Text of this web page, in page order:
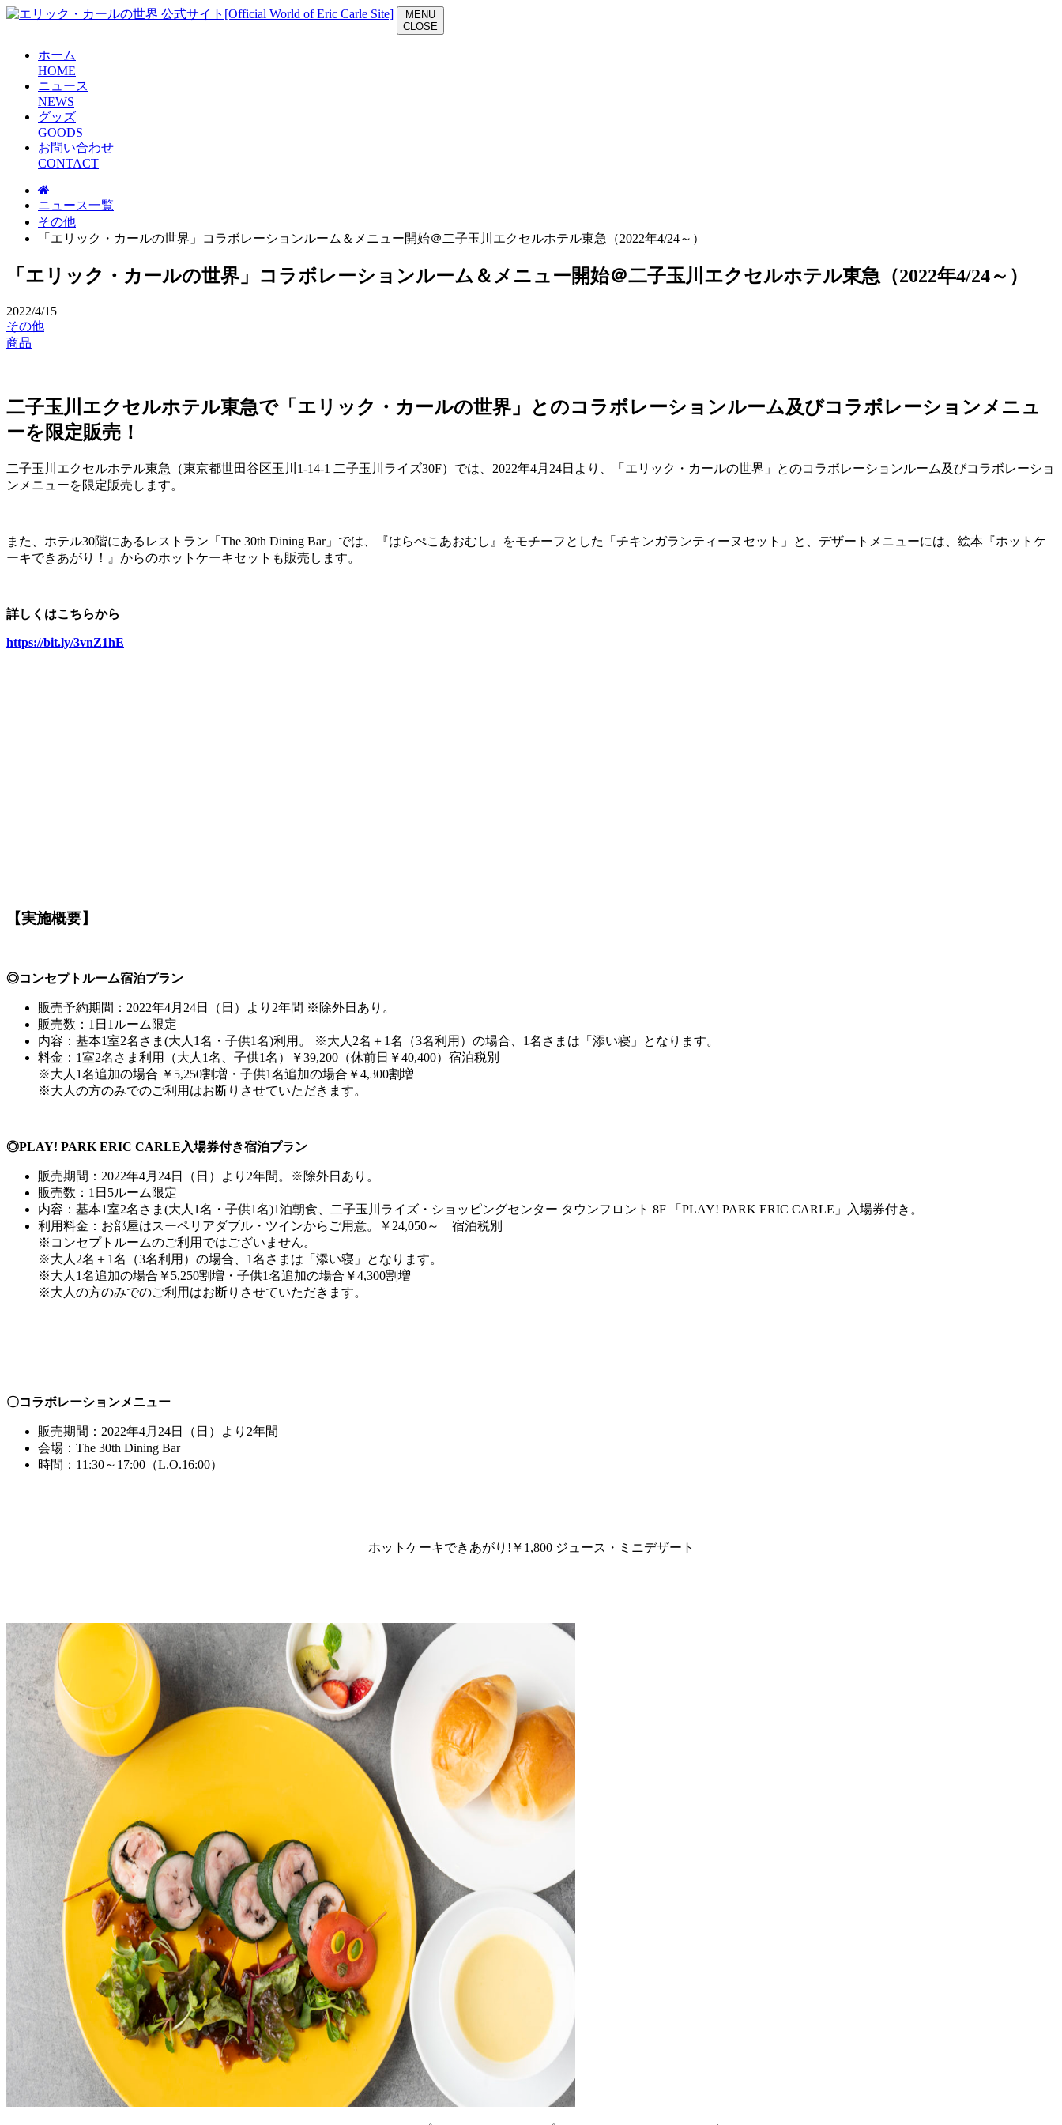
M ENU
CLOS E
ホーム
HOME
ニュース
NEWS
グッズ
GOODS
お問い合わせ
CONTACT
ニュース一覧
その他
「エリック・カールの世界」コラボレーションルーム＆メニュー開始＠二子玉川エクセルホテル東急（2022年4/24～）
「エリック・カールの世界」コラボレーションルーム＆メニュー開始＠二子玉川エクセルホテル東急（2022年4/24～）
2022/4/15
その他
商品
二子玉川エクセルホテル東急で「エリック・カールの世界」とのコラボレーションルーム及びコラボレーションメニュ
ーを限定販売！
二子玉川エクセルホテル東急（東京都世田谷区玉川1-14-1 二子玉川ライズ30F）では、2022年4月24日より、「エリック・カールの世界」とのコラボレーションルーム及びコラボレーショ
ンメニューを限定販売します。
また、ホテル30階にあるレストラン「The 30th Dining Bar」では、『はらぺこあおむし』をモチーフとした「チキンガランティーヌセット」と、デザートメニューには、絵本『ホットケ
ーキできあがり！』からのホットケーキセットも販売します。
詳しくはこちらから
https://bit.ly/3vnZ1hE
【実施概要】
◎コンセプトルーム宿泊プラン
販売予約期間：2022年4月24日（日）より2年間 ※除外日あり。
販売数：1日1ルーム限定
内容：基本1室2名さま(大人1名・子供1名)利用。 ※大人2名＋1名（3名利用）の場合、1名さまは「添い寝」となります。
料金：1室2名さま利用（大人1名、子供1名）￥39,200（休前日￥40,400）宿泊税別
※大人1名追加の場合 ￥5,250割増・子供1名追加の場合￥4,300割増
※大人の方のみでのご利用はお断りさせていただきます。
◎PLAY! PARK ERIC CARLE入場券付き宿泊プラン
販売期間：2022年4月24日（日）より2年間。※除外日あり。
販売数：1日5ルーム限定
内容：基本1室2名さま(大人1名・子供1名)1泊朝食、二子玉川ライズ・ショッピングセンター タウンフロント 8F 「PLAY! PARK ERIC CARLE」入場券付き。
利用料金：お部屋はスーペリアダブル・ツインからご用意。￥24,050～ 宿泊税別
※コンセプトルームのご利用ではございません。
※大人2名＋1名（3名利用）の場合、1名さまは「添い寝」となります。
※大人1名追加の場合￥5,250割増・子供1名追加の場合￥4,300割増
※大人の方のみでのご利用はお断りさせていただきます。
〇コラボレーションメニュー
販売期間：2022年4月24日（日）より2年間
会場：The 30th Dining Bar
時間：11:30～17:00（L.O.16:00）
ホットケーキできあがり!￥1,800 ジュース・ミニデザート